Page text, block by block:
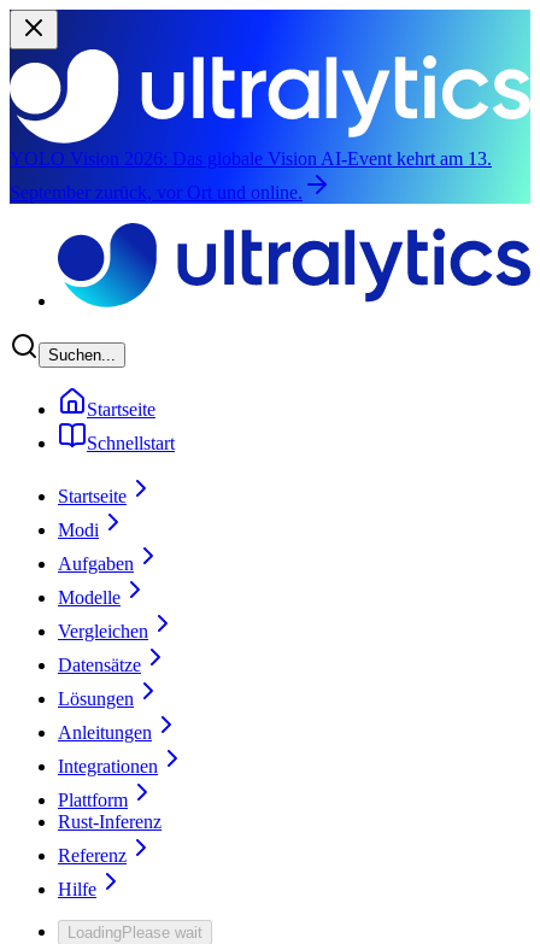
YOLO Vision 2026: Das globale Vision AI-Event kehrt am 13.
September zurück, vor Ort und online.
Suchen...
Startseite
Schnellstart
Startseite
Modi
Aufgaben
Modelle
Vergleichen
Datensätze
Lösungen
Anleitungen
Integrationen
Plattform
Rust-Inferenz
Referenz
Hilfe
LoadingPlease wait